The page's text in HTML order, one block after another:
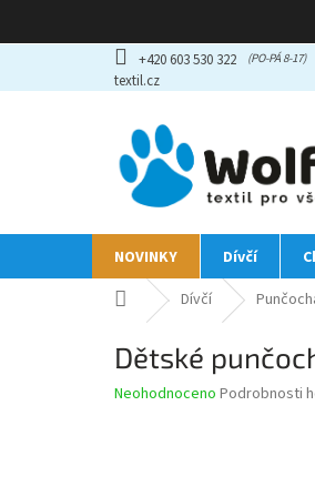
obsah
+420 603 530 322
textil.cz
NOVINKY Dívčí
Domů Dívčí
Dětské
Průměrné
Neohodnoceno Podrobnosti